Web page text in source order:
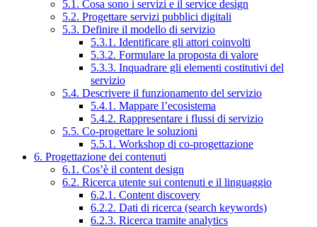
5.1. Cosa sono i servizi e il service design
5.2. Progettare servizi pubblici digitali
5.3. Definire il modello di servizio
5.3.1. Identificare gli attori coinvolti
5.3.2. Formulare la proposta di valore
5.3.3. Inquadrare gli elementi costitutivi del
servizio
5.4. Descrivere il funzionamento del servizio
5.4.1. Mappare l’ecosistema
5.4.2. Rappresentare i flussi di servizio
5.5. Co-progettare le soluzioni
5.5.1. Workshop di co-progettazione
6. Progettazione dei contenuti
6.1. Cos’è il content design
6.2. Ricerca utente sui contenuti e il linguaggio
6.2.1. Content discovery
6.2.2. Dati di ricerca (search keywords)
6.2.3. Ricerca tramite analytics